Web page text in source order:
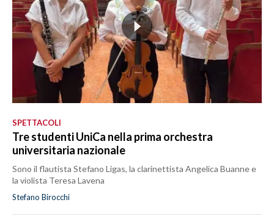
SPETTACOLI
Tre studenti UniCa nella prima orchestra
universitaria nazionale
Sono il flautista Stefano Ligas, la clarinettista Angelica Buanne e
la violista Teresa Lavena
Stefano Birocchi